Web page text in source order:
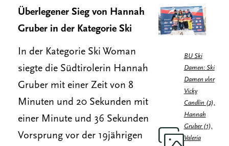
Überlegener Sieg von Hannah
Gruber in der Kategorie Ski
In der Kategorie Ski Woman
siegte die Südtirolerin Hannah
Gruber mit einer Zeit von 8
Minuten und 20 Sekunden mit
einer Minute und 36 Sekunden
Vorsprung vor der 19jährigen
BU Ski
Damen: Ski
Damen vlnr
Vicky
Candlin (2),
Hannah
Gruber (1),
Valeria